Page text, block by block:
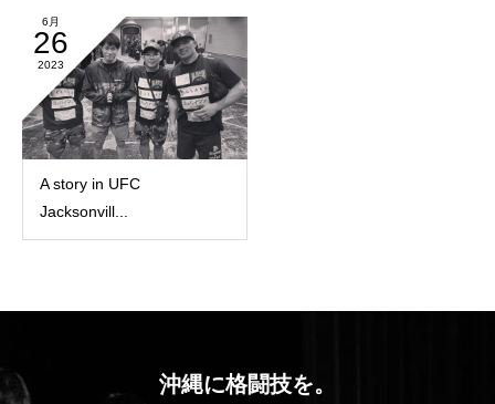
6月
26
2023
A story in UFC
Jacksonvill...
沖縄に格闘技を。